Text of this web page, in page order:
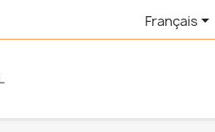
Français